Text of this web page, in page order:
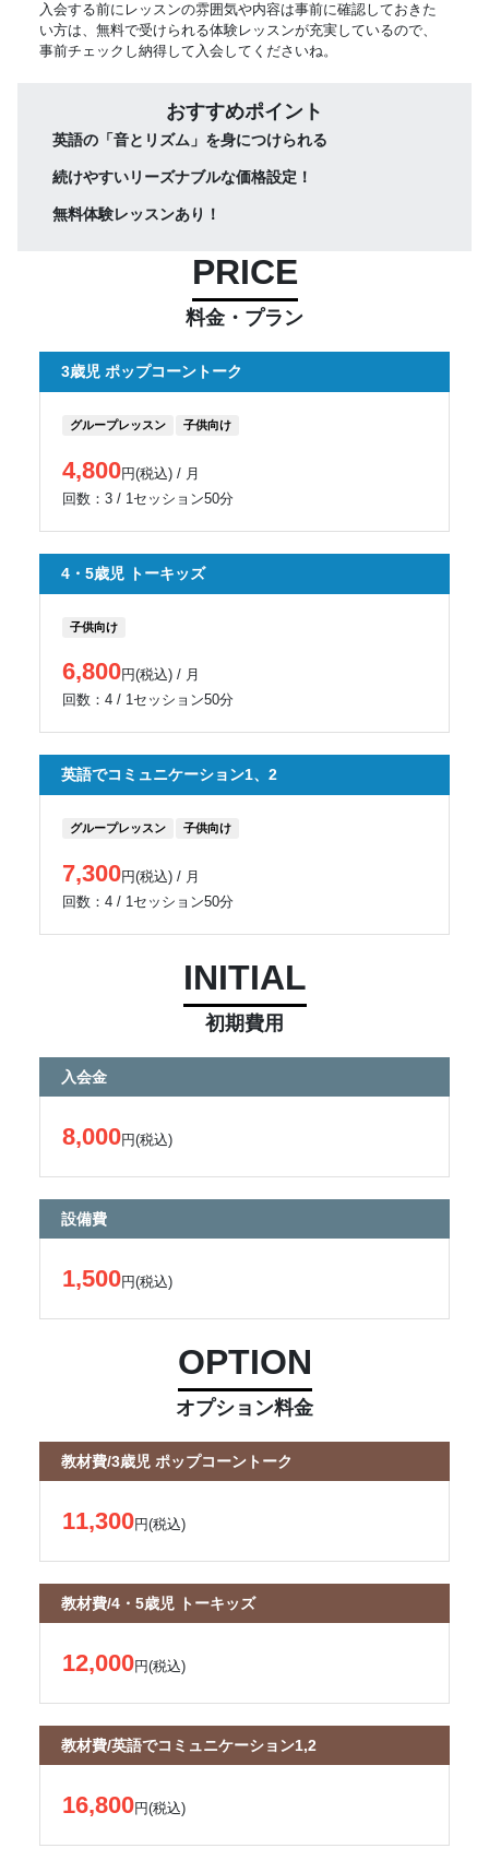
入会する前にレッスンの雰囲気や内容は事前に確認しておきた
い方は、無料で受けられる体験レッスンが充実しているので、
事前チェックし納得して入会してくださいね。
おすすめポイント
英語の「音とリズム」を身につけられる
続けやすいリーズナブルな価格設定！
無料体験レッスンあり！
PRICE
料金・プラン
3歳児 ポップコーントーク
グループレッスン 子供向け
4,800円(税込) / 月
回数：3 / 1セッション50分
4・5歳児 トーキッズ
子供向け
6,800円(税込) / 月
回数：4 / 1セッション50分
英語でコミュニケーション1、2
グループレッスン 子供向け
7,300円(税込) / 月
回数：4 / 1セッション50分
INITIAL
初期費用
入会金
8,000円(税込)
設備費
1,500円(税込)
OPTION
オプション料金
教材費/3歳児 ポップコーントーク
11,300円(税込)
教材費/4・5歳児 トーキッズ
12,000円(税込)
教材費/英語でコミュニケーション1,2
16,800円(税込)